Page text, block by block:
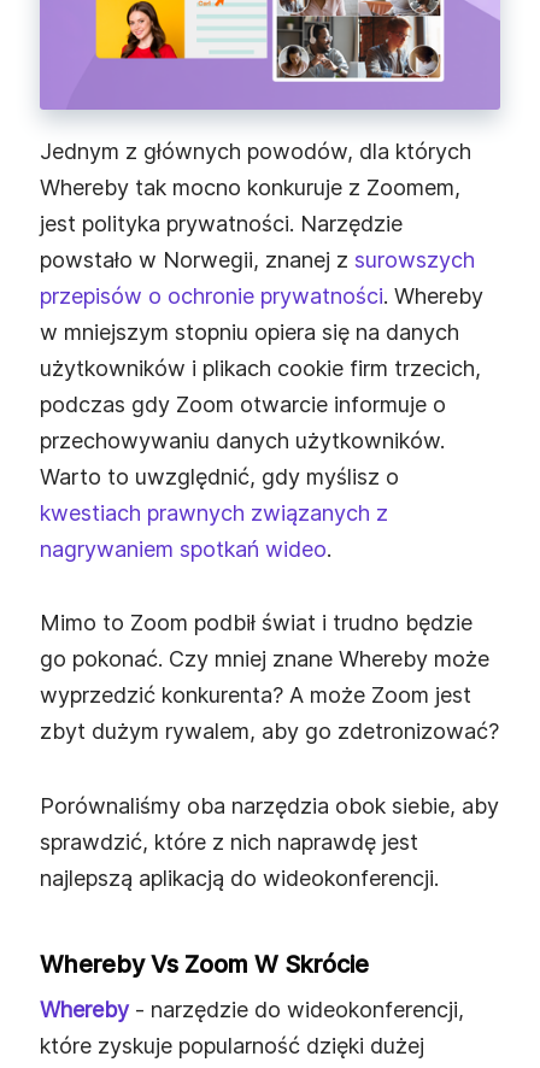
Jednym z głównych powodów, dla których
Whereby tak mocno konkuruje z Zoomem,
jest polityka prywatności. Narzędzie
powstało w Norwegii, znanej z surowszych
przepisów o ochronie prywatności. Whereby
w mniejszym stopniu opiera się na danych
użytkowników i plikach cookie firm trzecich,
podczas gdy Zoom otwarcie informuje o
przechowywaniu danych użytkowników.
Warto to uwzględnić, gdy myślisz o
kwestiach prawnych związanych z
nagrywaniem spotkań wideo.
Mimo to Zoom podbił świat i trudno będzie
go pokonać. Czy mniej znane Whereby może
wyprzedzić konkurenta? A może Zoom jest
zbyt dużym rywalem, aby go zdetronizować?
Porównaliśmy oba narzędzia obok siebie, aby
sprawdzić, które z nich naprawdę jest
najlepszą aplikacją do wideokonferencji.
Whereby Vs Zoom W Skrócie
Whereby- narzędzie do wideokonferencji,
które zyskuje popularność dzięki dużej